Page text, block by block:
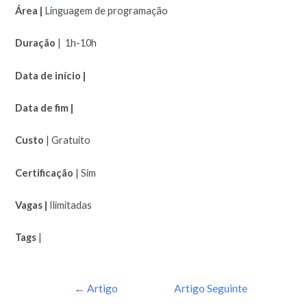
Área | Linguagem de programação
Duração | 1h-10h
Data de início |
Data de fim |
Custo | Gratuito
Certificação | Sim
Vagas | Ilimitadas
Tags |
← Artigo
Artigo Seguinte